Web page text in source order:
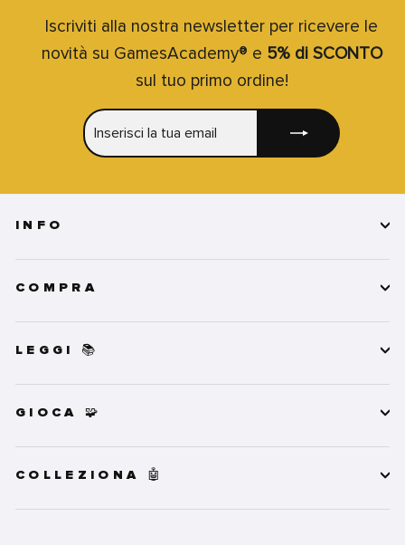
Iscriviti alla nostra newsletter per ricevere le
novità su GamesAcademy® e 5% di SCONTO
sul tuo primo ordine!
LA
INFO
COMPRA
LEGGI 📚
GIOCA 🧩
COLLEZIONA 🤖